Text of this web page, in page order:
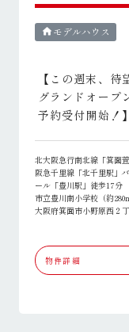
home モデルハウス
【この週末、
グランドオープ
予約受付開始！】
北大阪急行南北線「箕面
阪急千里線「北千里駅」
ール「豊川駅」徒歩17分
市立豊川南小学校（約280
大阪府箕面市小野原西２
物件詳細